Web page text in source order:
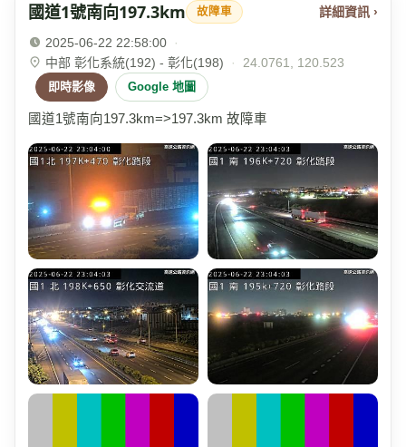
國道1號南向197.3km 故障車 詳細資訊 ›
2025-06-22 22:58:00
·
中部 彰化系統(192) - 彰化(198)
· 24.0761, 120.523
即時影像 Google 地圖
國道1號南向197.3km=>197.3km 故障車